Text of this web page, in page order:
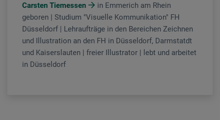
Carsten Tiemessen
in Emmerich am Rhein
geboren | Studium "Visuelle Kommunikation" FH
Düsseldorf | Lehraufträge in den Bereichen Zeichnen
und Illustration an den FH in Düsseldorf, Darmstatdt
und Kaiserslauten | freier Illustrator | lebt und arbeitet
in Düsseldorf